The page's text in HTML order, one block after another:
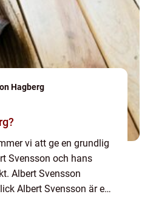
Hagberg
vi att ge en grundlig
Svensson och hans
Albert Svensson
Albert Svensson är en